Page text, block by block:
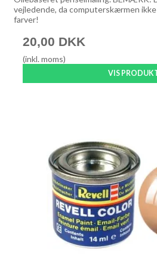
vejledende, da computerskærmen
farver!
20,00 DKK
(inkl. moms)
VIS